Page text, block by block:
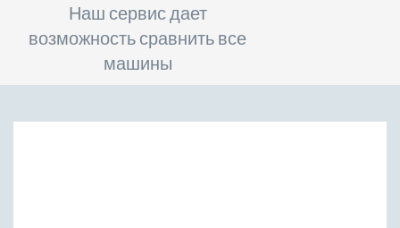
Наш сервис дает
возможность сравнить все
машины